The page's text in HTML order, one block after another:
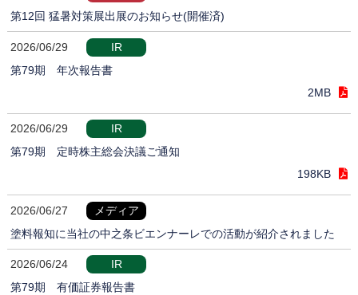
第12回 猛暑対策展出展のお知らせ(開催済)
2026/06/29
IR
第79期 年次報告書
2MB
2026/06/29
IR
第79期 定時株主総会決議ご通知
198KB
2026/06/27
メディア
塗料報知に当社の中之条ビエンナーレでの活動が紹介されました
2026/06/24
IR
第79期 有価証券報告書